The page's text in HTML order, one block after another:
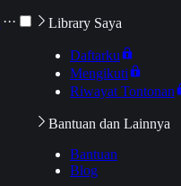
··· Library Saya
Daftarku
Mengikuti
Riwayat Tontonan
Bantuan dan Lainnya
Bantuan
Blog